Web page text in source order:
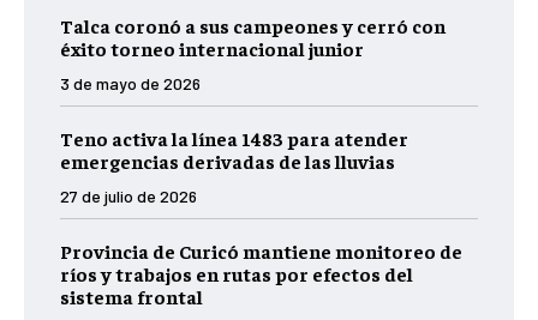
Talca coronó a sus campeones y cerró con
éxito torneo internacional junior
3 de mayo de 2026
Teno activa la línea 1483 para atender
emergencias derivadas de las lluvias
27 de julio de 2026
Provincia de Curicó mantiene monitoreo de
ríos y trabajos en rutas por efectos del
sistema frontal